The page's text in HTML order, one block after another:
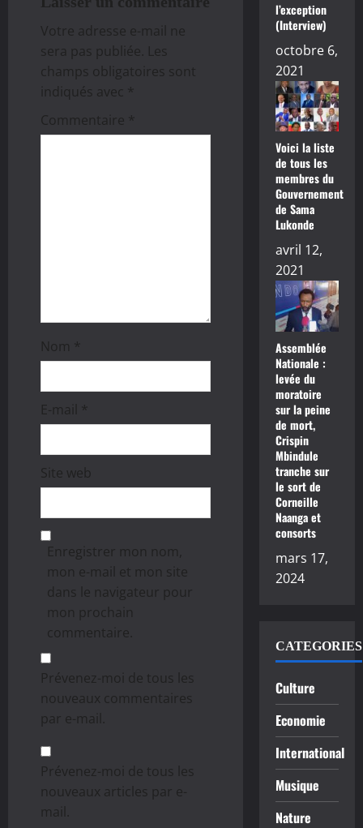
d
’
a
r
Votre adresse e-mail ne
sera pas publiée. Les
champs obligatoires sont
indiqués avec *
Commentaire *
Nom *
E-mail *
Site web
Enregistrer mon nom,
mon e-mail et mon site
dans le navigateur pour
mon prochain
commentaire.
Prévenez-moi de tous les
nouveaux commentaires
par e-mail.
Prévenez-moi de tous les
nouveaux articles par e-
mail.
l’exception
(Interview)
octobre 6,
2021
Voici la liste
de tous les
membres du
Gouvernement
de Sama
Lukonde
avril 12,
2021
Assemblée
Nationale :
levée du
moratoire
sur la peine
de mort,
Crispin
Mbindule
tranche sur
le sort de
Corneille
Naanga et
consorts
mars 17,
2024
CATEGORIES
Culture
Economie
International
Musique
Nature